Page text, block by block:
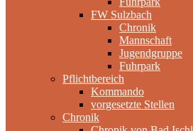
FW Sulzbach
Chronik
Mannschaft
Jugendgruppe
Fuhrpark
Pflichtbereich
Kommando
vorgesetzte Stellen
Chronik